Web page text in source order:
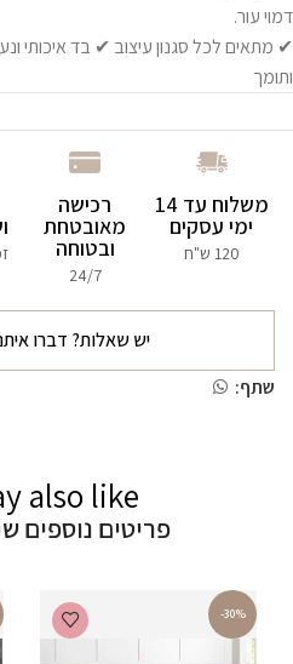
דמוי עור.
✔ מתאים לכל סגנון עיצוב ✔ בד איכותי
ותומך
משלוח עד 14
ימי עסקים
120 ש"ח
רכישה
מאובטחת
ובטוחה
24/7
יש שאלות? דברו
שתף:
also like
פריטים נוספים
-30%